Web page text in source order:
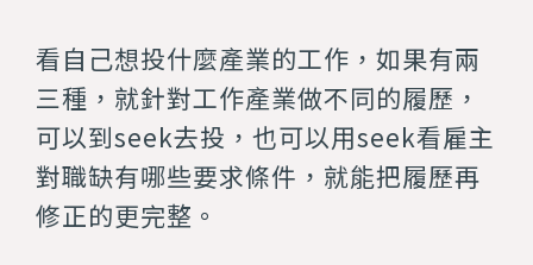
看自己想投什麼產業的工作，如果有兩
三種，就針對工作產業做不同的履歷，
可以到seek去投，也可以用seek看雇主
對職缺有哪些要求條件，就能把履歷再
修正的更完整。